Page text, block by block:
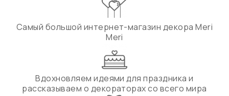
Самый большой интернет-магазин декора Meri
Meri
Вдохновляем идеями для праздника и
рассказываем о декораторах со всего мира